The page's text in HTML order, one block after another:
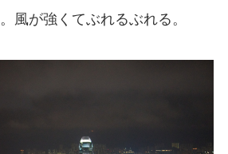
風が強くてぶれるぶれる。